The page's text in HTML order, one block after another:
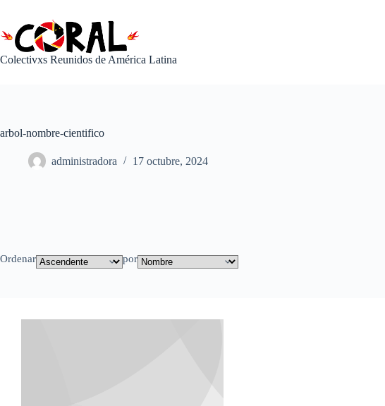
contenido
Colectivxs Reunidos de América Latina
arbol-nombre-cientifico
administradora 17 octubre, 2024
Ordenar por